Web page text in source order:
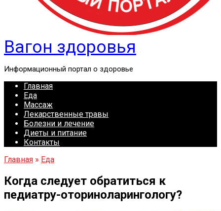
Вагон здоровья
Информационный портал о здоровье
Главная
Еда
Массаж
Лекарственные травы
Болезни и лечение
Диеты и питание
Контакты
Главная » Еда
Когда следует обратиться к
педиатру-оториноларингологу?